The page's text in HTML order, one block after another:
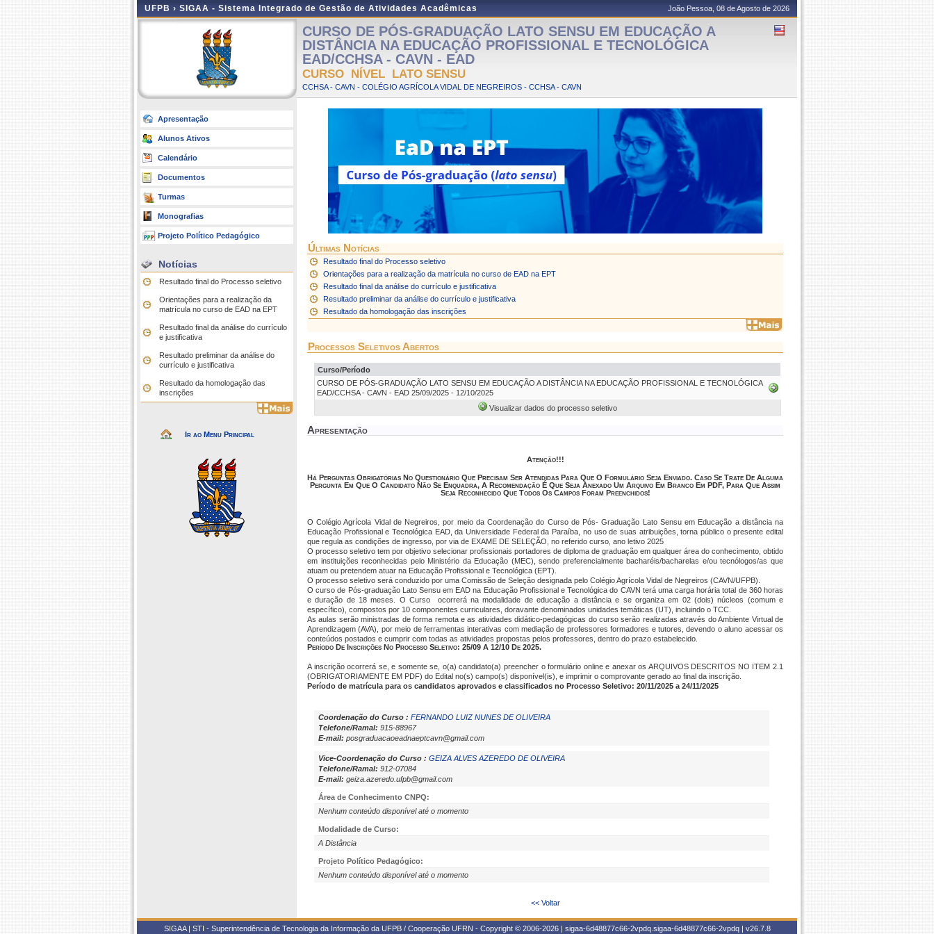
UFPB › SIGAA - Sistema Integrado de Gestão de Atividades Acadêmicas João Pessoa, 08 de Agosto de 2026
Apresentação
Alunos Ativos
Calendário
Documentos
Turmas
Monografias
Projeto Político Pedagógico
Notícias
Resultado final do Processo seletivo
Orientações para a realização da
matrícula no curso de EAD na EPT
Resultado final da análise do currículo
e justificativa
Resultado preliminar da análise do
currículo e justificativa
Resultado da homologação das
inscrições
Ir ao Menu Principal
CURSO DE PÓS-GRADUAÇÃO LATO SENSU EM EDUCAÇÃO A
DISTÂNCIA NA EDUCAÇÃO PROFISSIONAL E TECNOLÓGICA
EAD/CCHSA - CAVN - EAD
CURSO NÍVEL LATO SENSU
CCHSA - CAVN - COLÉGIO AGRÍCOLA VIDAL DE NEGREIROS - CCHSA - CAVN
Últimas Notícias
Resultado final do Processo seletivo
Orientações para a realização da matrícula no curso de EAD na EPT
Resultado final da análise do currículo e justificativa
Resultado preliminar da análise do currículo e justificativa
Resultado da homologação das inscrições
Processos Seletivos Abertos
Curso/Período
CURSO DE PÓS-GRADUAÇÃO LATO SENSU EM EDUCAÇÃO A DISTÂNCIA NA EDUCAÇÃO PROFISSIONAL E TECNOLÓGICA
EAD/CCHSA - CAVN - EAD 25/09/2025 - 12/10/2025
Visualizar dados do processo seletivo
Apresentação
Atenção!!!
Há Perguntas Obrigatórias No Questionário Que Precisam Ser Atendidas Para Que O Formulário Seja Enviado. Caso Se Trate De Alguma
Pergunta Em Que O Candidato Não Se Enquadra, A Recomendação É Que Seja Anexado Um Arquivo Em Branco Em PDF, Para Que Assim
Seja Reconhecido Que Todos Os Campos Foram Preenchidos!
O Colégio Agrícola Vidal de Negreiros, por meio da Coordenação do Curso de Pós- Graduação Lato Sensuem Educação a distância na
Educação Profissional e Tecnológica EAD, da Universidade Federal da Paraíba, no uso de suas atribuições, torna público o presente edital
que regula as condições de ingresso, por via de EXAME DE SELEÇÃO, no referido curso, ano letivo 2025
O processo seletivo tem por objetivo selecionar profissionais portadores de diploma de graduação em qualquer área do conhecimento, obtido
em instituições reconhecidas pelo Ministério da Educação (MEC), sendo preferencialmente bacharéis/bacharelas e/ou tecnólogos/as que
atuam ou pretendem atuar na Educação Profissional e Tecnológica (EPT).
O processo seletivo será conduzido por uma Comissão de Seleção designada pelo Colégio Agrícola Vidal de Negreiros (CAVN/UFPB).
O curso de Pós-graduação Lato Sensuem EAD na Educação Profissional e Tecnológica do CAVN terá uma carga horária total de 360 horas
e duração de 18 meses. O Curso ocorrerá na modalidade de educação a distância e se organiza em 02 (dois) núcleos (comum e
específico), compostos por 10 componentes curriculares, doravante denominados unidades temáticas (UT), incluindo o TCC.
As aulas serão ministradas de forma remota e as atividades didático-pedagógicas do curso serão realizadas através do Ambiente Virtual de
Aprendizagem (AVA), por meio de ferramentas interativas com mediação de professores formadores e tutores, devendo o aluno acessar os
conteúdos postados e cumprir com todas as atividades propostas pelos professores, dentro do prazo estabelecido.
Período De Inscrições No Processo Seletivo: 25/09 A 12/10 De 2025.
A inscrição ocorrerá se, e somente se, o(a) candidato(a) preencher o formulário online e anexar os ARQUIVOS DESCRITOS NO ITEM 2.1
(OBRIGATORIAMENTE EM PDF) do Edital no(s) campo(s) disponível(is), e imprimir o comprovante gerado ao final da inscrição.
Período de matrícula para os candidatos aprovados e classificados no Processo Seletivo: 20/11/2025 a 24/11/2025
Coordenação do Curso : FERNANDO LUIZ NUNES DE OLIVEIRA
Telefone/Ramal: 915-88967
E-mail: posgraduacaoeadnaeptcavn@gmail.com
Vice-Coordenação do Curso : GEIZA ALVES AZEREDO DE OLIVEIRA
Telefone/Ramal: 912-07084
E-mail: geiza.azeredo.ufpb@gmail.com
Área de Conhecimento CNPQ:
Nenhum conteúdo disponível até o momento
Modalidade de Curso:
A Distância
Projeto Político Pedagógico:
Nenhum conteúdo disponível até o momento
<< Voltar
SIGAA | STI - Superintendência de Tecnologia da Informação da UFPB / Cooperação UFRN - Copyright © 2006-2026 | sigaa-6d48877c66-2vpdq.sigaa-6d48877c66-2vpdq | v26.7.8